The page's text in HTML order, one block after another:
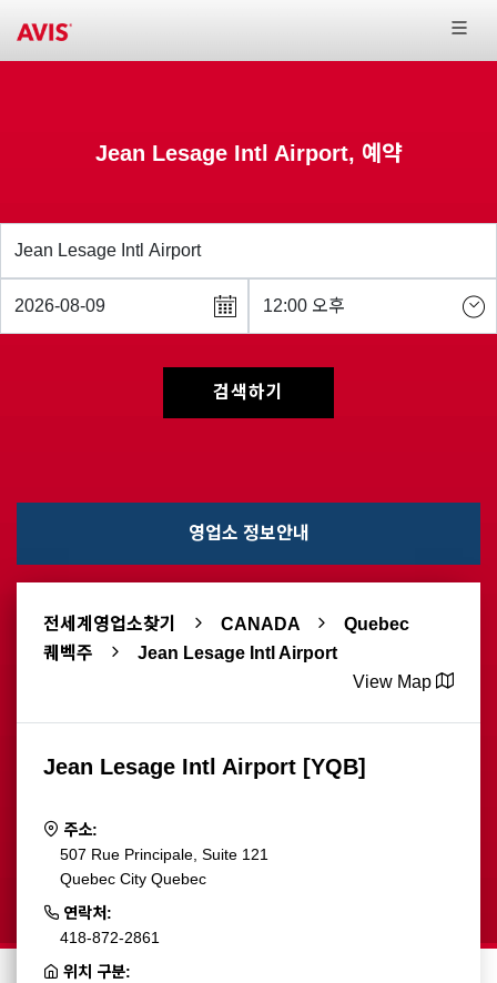
Jean Lesage Intl Airport, 예약
검색하기
영업소 정보안내
전세계영업소찾기 CANADA
Quebec
퀘벡주
Jean Lesage Intl Airport
View Map
Jean Lesage Intl Airport [YQB]
주소:
507 Rue Principale, Suite 121
Quebec City Quebec
연락처:
418-872-2861
위치 구분: